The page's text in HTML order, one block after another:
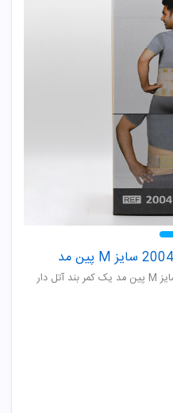
کمربند آتل دار لامبو ساکرال کد 2004 سایز M پین مد یک کمر بند آتل دار